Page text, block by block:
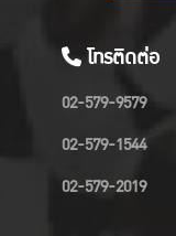
โทรติดต่อ
02-579-9579
02-579-1544
02-579-2019